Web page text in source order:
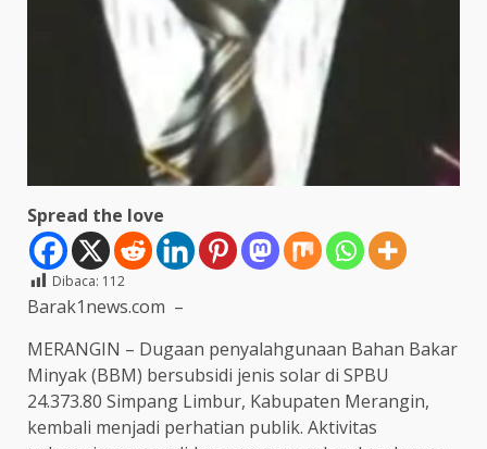
Spread the love
Dibaca: 112
Barak1news.com –
MERANGIN – Dugaan penyalahgunaan Bahan Bakar
Minyak (BBM) bersubsidi jenis solar di SPBU
24.373.80 Simpang Limbur, Kabupaten Merangin,
kembali menjadi perhatian publik. Aktivitas